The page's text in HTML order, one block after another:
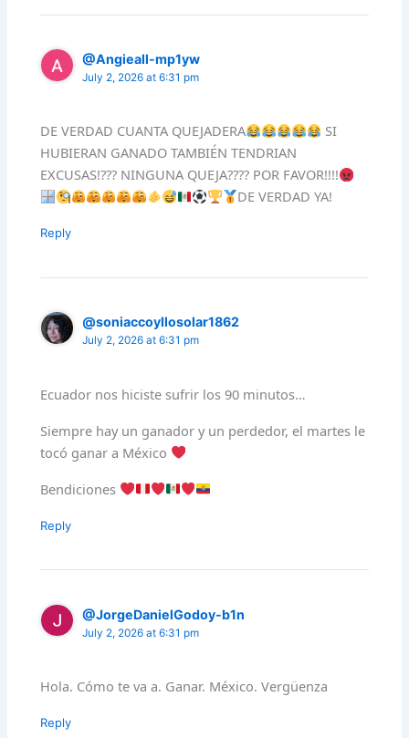
@Angieall-mp1yw
July 2, 2026 at 6:31 pm
DE VERDAD CUANTA QUEJADERA
SI
HUBIERAN GANADO TAMBIÉN TENDRIAN
EXCUSAS!??? NINGUNA QUEJA???? POR FAVOR!!!!
DE VERDAD YA!
Reply
@soniaccoyllosolar1862
July 2, 2026 at 6:31 pm
Ecuador nos hiciste sufrir los 90 minutos…
Siempre hay un ganador y un perdedor, el martes le
tocó ganar a México
Bendiciones
Reply
@JorgeDanielGodoy-b1n
July 2, 2026 at 6:31 pm
Hola. Cómo te va a. Ganar. México. Vergüenza
Reply